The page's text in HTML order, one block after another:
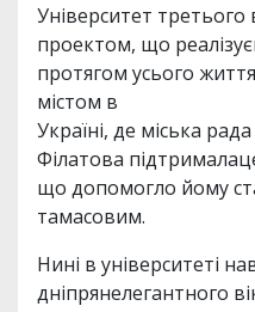
Університет третього
проектом, що
протягом усього
містом в
Україні, де міська
Філатова
що допомогло йому
тамасовим.
Нині в університеті
дніпрянелегантного